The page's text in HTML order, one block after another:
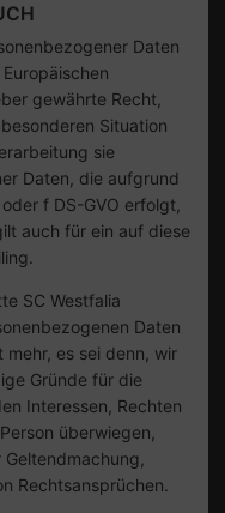
Daten
gewährte Recht,
Situation
sie
Daten, die aufgrund
f DS-GVO erfolgt,
auch für ein auf diese
SC Westfalia
Daten
mehr, es sei denn, wir
Gründe für die
Interessen, Rechten
überwiegen,
Rechtsansprüchen.